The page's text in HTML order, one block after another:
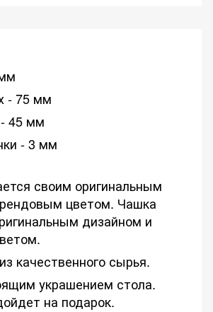
- 75 мм
45 мм
- 3 мм
своим оригинальным
цветом. Чашка
дизайном и
качественного сырья.
украшением стола.
на подарок.